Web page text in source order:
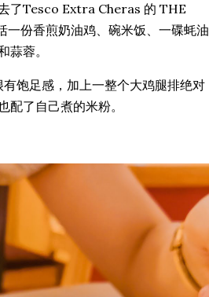
了Tesco Extra Cheras 的 THE
份香煎奶油鸡、碗米饭、一碟蚝油
蒜蓉。
饱足感，加上一整个大鸡腿排绝对
了自己煮的米粉。